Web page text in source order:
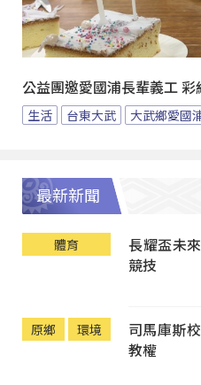
公益團邀愛國浦長輩義工
生活 台東大武 大武鄉愛國
最新新聞
體育
長耀盃未
競技
原鄉 環境
司馬庫斯
教權